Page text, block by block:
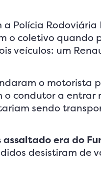
a Polícia
o coletivo quando
veículos: um
o motorista
o condutor a
sendo
assaltado era do
desistiram de